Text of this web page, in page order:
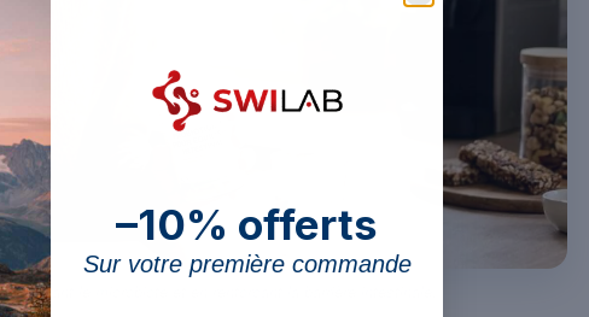
le microbiote et en renforçant la barrière intestinale.
–10% offerts
Sur votre première commande